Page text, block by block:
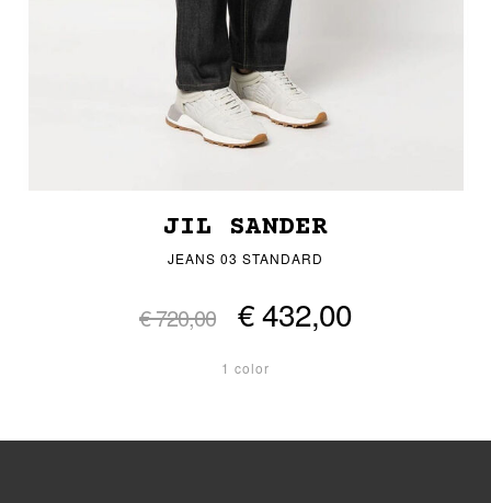
JIL SANDER
JEANS 03 STANDARD
€ 720,00 € 432,00
1 color